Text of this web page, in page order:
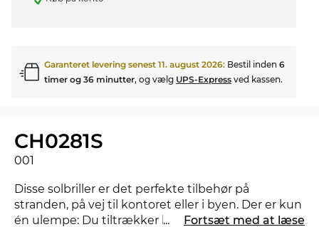
Garanteret levering senest 11. august 2026: Bestil inden 6
timer og 36 minutter, og vælg UPS-Express ved kassen.
CH0281S
001
Disse solbriller er det perfekte tilbehør på
stranden, på vej til kontoret eller i byen. Der er kun
én ulempe: Du tiltrækker helt sikkert et par
... Fortsæt med at læse